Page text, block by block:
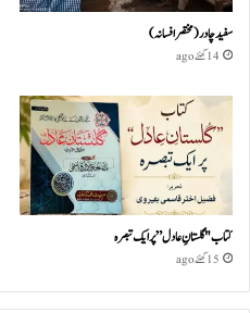
سفید چادر( مختصر افسانہ)
14 گھنٹے ago
کتاب "گلستانِ عادل” پر ایک تبصرہ
15 گھنٹے ago